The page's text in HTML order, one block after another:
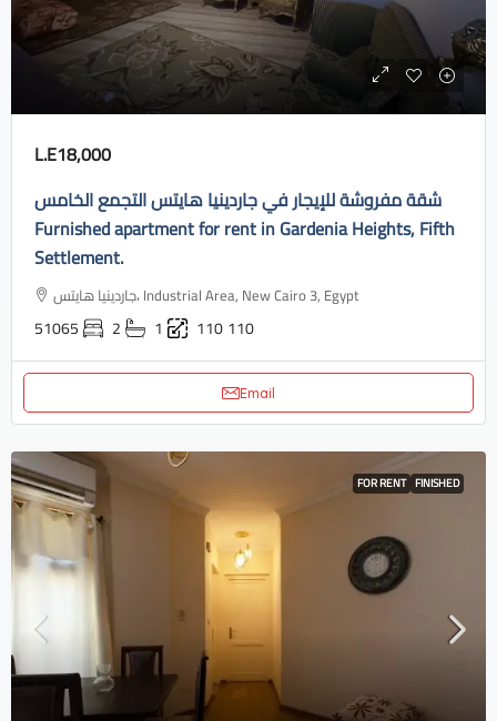
L.E18,000
شقة مفروشة للإيجار في جاردينيا هايتس التجمع الخامس
Furnished apartment for rent in Gardenia Heights, Fifth
Settlement.
جاردينيا هايتس، Industrial Area, New Cairo 3, Egypt
51065 2 1 110110
Email
FOR RENT FINISHED